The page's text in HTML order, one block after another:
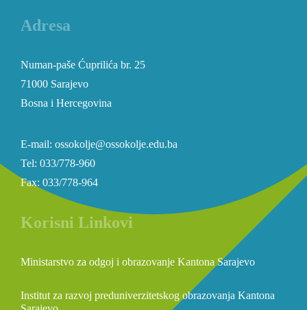
Adresa
Numan-paše Ćuprilića br. 25
71000 Sarajevo
Bosna i Hercegovina
E-mail: ossokolje@ossokolje.edu.ba
Tel: 033/778-960
Fax: 033/778-964
Korisni Linkovi
Ministarstvo za odgoj i obrazovanje Kantona Sarajevo
Institut za razvoj preduniverzitetskog obrazovanja Kantona